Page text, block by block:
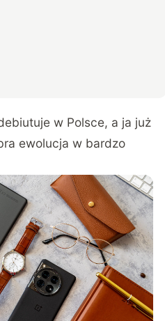
w Polsce, a ja już
ewolucja w bardzo